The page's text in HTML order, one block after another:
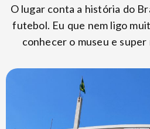
O lugar conta a história do
futebol. Eu que nem ligo
conhecer o museu e